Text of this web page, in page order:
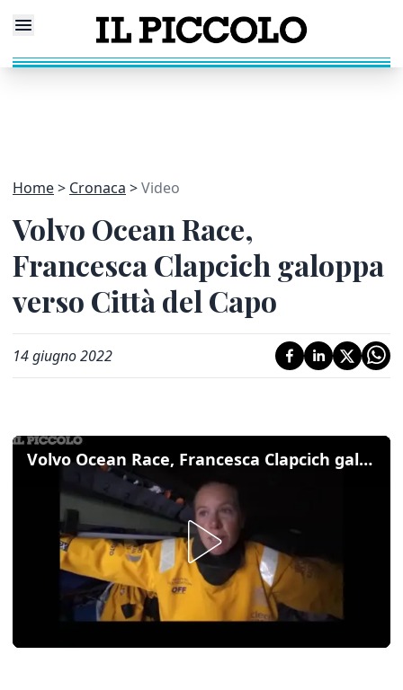
Home Cronaca Video
Volvo Ocean Race,
Francesca Clapcich galoppa
verso Città del Capo
14 giugno 2022
Volvo Ocean Race, Francesca Clapcich galoppa verso Città del Capo